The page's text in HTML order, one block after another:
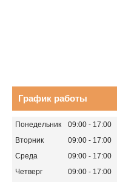
График работы
Понедельник 09:00 17:00
Вторник
09:00 17:00
Среда
09:00 17:00
Четверг
09:00 17:00